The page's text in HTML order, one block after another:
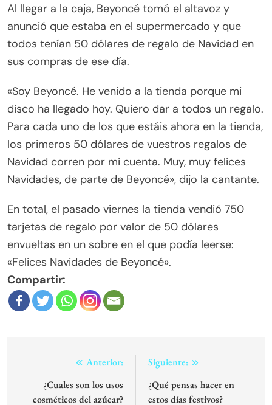
Al llegar a la caja, Beyoncé tomó el altavoz y
anunció que estaba en el supermercado y que
todos tenían 50 dólares de regalo de Navidad en
sus compras de ese día.
«Soy Beyoncé. He venido a la tienda porque mi
disco ha llegado hoy. Quiero dar a todos un regalo.
Para cada uno de los que estáis ahora en la tienda,
los primeros 50 dólares de vuestros regalos de
Navidad corren por mi cuenta. Muy, muy felices
Navidades, de parte de Beyoncé», dijo la cantante.
En total, el pasado viernes la tienda vendió 750
tarjetas de regalo por valor de 50 dólares
envueltas en un sobre en el que podía leerse:
«Felices Navidades de Beyoncé».
Compartir:
NavegaciónAnterior:
¿Cuales son los usos
cosméticos del azúcar?
Siguiente:
¿Qué pensas hacer en
estos días festivos?